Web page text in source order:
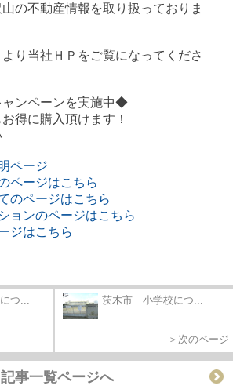
の不動産情報を取り扱っておりま
り当社ＨＰをご覧になってくださ
ンペーンを実施中◆
得に購入頂けます！
ページ
ページはこちら
のページはこちら
ョンのページはこちら
ジはこちら
つ... 茨木市 小学校につ...
＞次のページ
記事一覧ページへ